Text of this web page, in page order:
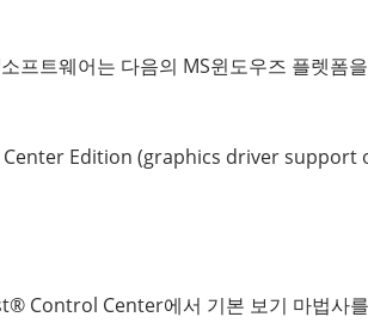
프트웨어는 다음의 MS윈도우즈 플렛폼
Edition (graphics driver support
Control Center에서 기본 보기 마법사